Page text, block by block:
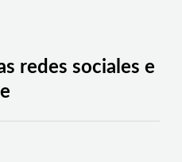
redes sociales e